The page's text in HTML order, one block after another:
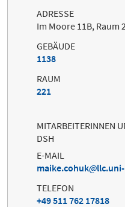
ADRESSE
Im Moore 11B, Raum
GEBÄUDE
1138
RAUM
221
MITARBEITERINNEN
DSH
E-MAIL
maike.cohuk
TELEFON
+49 511 762 17818